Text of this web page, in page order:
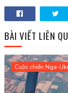
BÀI VIẾT LIÊN
Cuộc chiến Nga-